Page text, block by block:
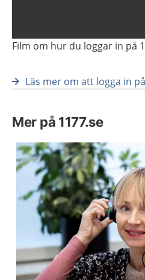
Film om hur du loggar in på
Läs mer om att logga in
Mer på 1177.se